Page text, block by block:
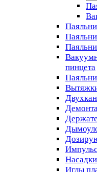
пинцета
Иглы